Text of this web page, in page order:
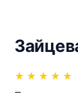
★ ★ ★ ★ ★